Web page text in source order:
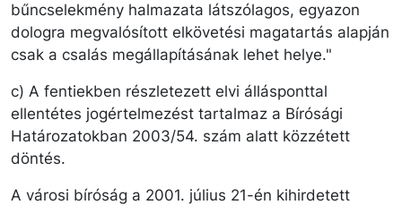
bűncselekmény halmazata látszólagos, egyazon
dologra megvalósított elkövetési magatartás alapján
csak a csalás megállapításának lehet helye."
c) A fentiekben részletezett elvi állásponttal
ellentétes jogértelmezést tartalmaz a Bírósági
Határozatokban 2003/54. szám alatt közzétett
döntés.
A városi bíróság a 2001. július 21-én kihirdetett